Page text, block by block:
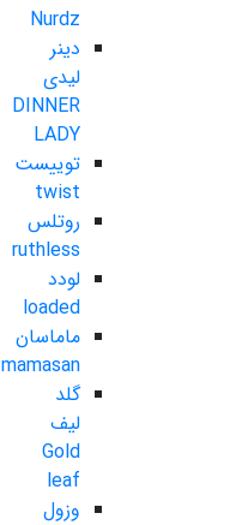
Nurdz
دینر
لیدی
DINNER
LADY
توییست
twist
روتلس
ruthless
لودد
loaded
ماماسان
mamasan
گلد
لیف
Gold
leaf
وزول